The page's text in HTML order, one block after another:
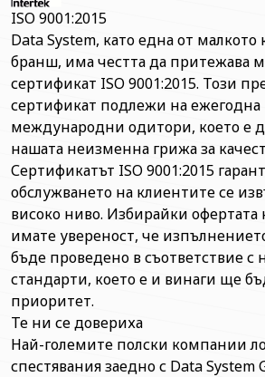
ISO 9001:2015
Data System, като една от
бранш, има честта да притежава
сертификат ISO 9001:2015. Този
сертификат подлежи на ежегодна
международни одитори, което е
нашата неизменна грижа за
Сертификатът ISO 9001:2015
обслужването на клиентите се
високо ниво. Избирайки офертата
имате увереност, че
бъде проведено в съответствие с
стандарти, което е и винаги ще
приоритет.
Те ни се довериха
Най-големите полски компании
спестявания заедно с Data System